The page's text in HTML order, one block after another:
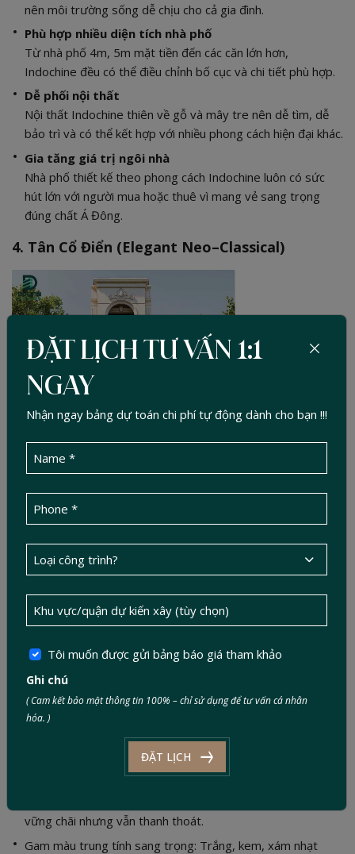
nên môi trường sống dễ chịu cho cả gia đình.
Phù hợp nhiều diện tích nhà phố
Từ nhà phố 4m, 5m mặt tiền đến các căn lớn hơn,
Indochine đều có thể điều chỉnh bố cục và chi tiết phù hợp.
Dễ phối nội thất
Nội thất Indochine thiên về gỗ và mây tre nên dễ tìm, dễ
bảo trì và có thể kết hợp với nhiều phong cách hiện đại khác.
Gia tăng giá trị ngôi nhà
Nhà phố thiết kế theo phong cách Indochine luôn có sức
hút lớn với người mua hoặc thuê vì mang vẻ sang trọng
đúng chất Á Đông.
4. Tân Cổ Điển (Elegant Neo–Classical)
Phong cách tân cổ điển được xem là lựa chọn bền vững theo
thời gian, phù hợp với những gia chủ yêu thích vẻ đẹp sang
thống. Sự kết hợp giữa đường nét hiện đại và chi tiết nhấn nhá
cổ điển tạo nên một không gian sống thanh lịch, đẳng cấp,
đồng thời phù hợp với cấu trúc nhà phố hiện nay.
Phong cách tân cổ điển được xem là lựa chọn bền vững theo
thời gian, phù hợp với những gia chủ yêu thích vẻ đẹp sang
trọng, tinh tế nhưng không quá cầu kỳ như cổ điển truyền
thống. Sự kết hợp giữa đường nét hiện đại và chi tiết nhấn nhá
cổ điển tạo nên một không gian sống thanh lịch, đẳng cấp,
đồng thời phù hợp với cấu trúc nhà phố hiện nay.
4.1 Đặc trưng nổi bật của nhà phố Tân Cổ Điển
vững chãi nhưng vẫn thanh thoát.
Gam màu trung tính sang trọng: Trắng, kem, xám nhạt
ĐẶT LỊCH TƯ VẤN 1:1
NGAY
Nhận ngay bảng dự toán chi phí tự động dành cho bạn !!!
Tôi muốn được gửi bảng báo giá tham khảo
Ghi chú
( Cam kết bảo mật thông tin 100% – chỉ sử dụng để tư vấn cá nhân
hóa. )
ĐẶT LỊCH